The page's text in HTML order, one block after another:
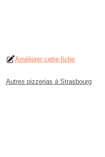
Améliorer cette fiche
Autres pizzerias à Strasbourg